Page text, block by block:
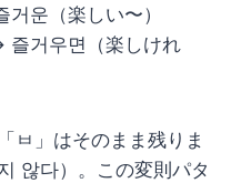
운（楽しい〜）
거우면（楽しけれ
ㅂ」はそのまま残りま
않다）。この変則パタ